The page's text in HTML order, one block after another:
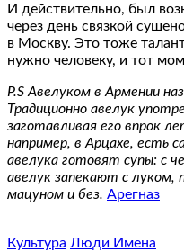
И действительно, был
через день связкой
в Москву. Это тоже
нужно человеку, и тот
P.S Авелуком в Армении
Традиционно авелук
заготавливая его впрок
например, в Арцахе, есть
авелука готовят супы: с
авелук запекают с
мацуном и без. Арегназ
Культура Люди Имена